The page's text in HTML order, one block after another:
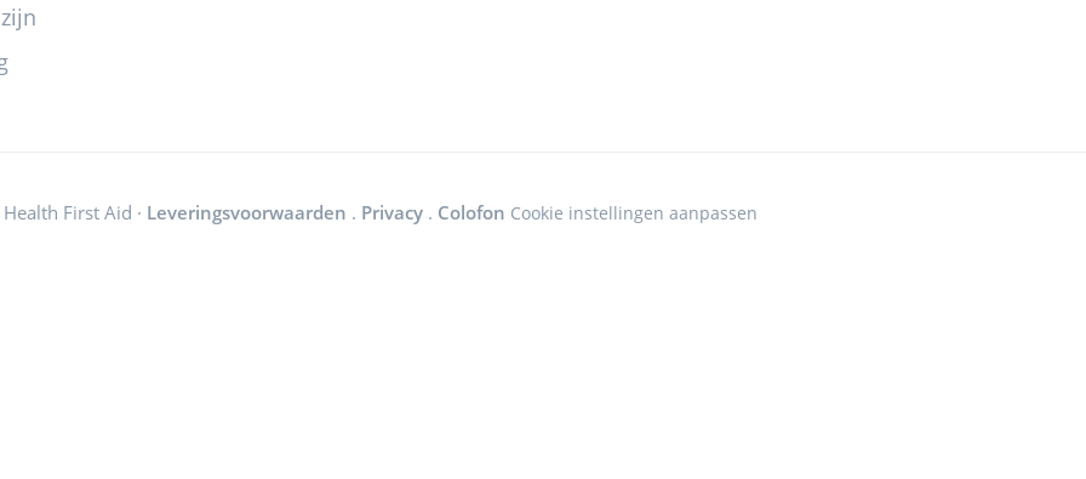
First Aid · Leveringsvoorwaarden . Privacy. Colofon Cookie instellingen aanpassen